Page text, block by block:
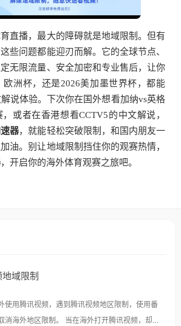
直播，最大的障碍就是地域限制。但有
些问题都能迎刃而解。它的全球节点、
无限流量、安全加密和专业售后，让你
欧洲杯，还是2026美加墨世界杯，都能
说体验。下次你在国外想看加纳vs英格
或者在香港想看CCTV5的中文解说，
器，就能轻松突破限制，和国内朋友一
油。别让地域限制挡住你的观赛热情，
，开启你的海外体育观赛之旅吧。
域限制
使用腾讯视频，遇到腾讯视频地区限制，使用番
外地区限制。 当在海外打开腾讯视频，却突